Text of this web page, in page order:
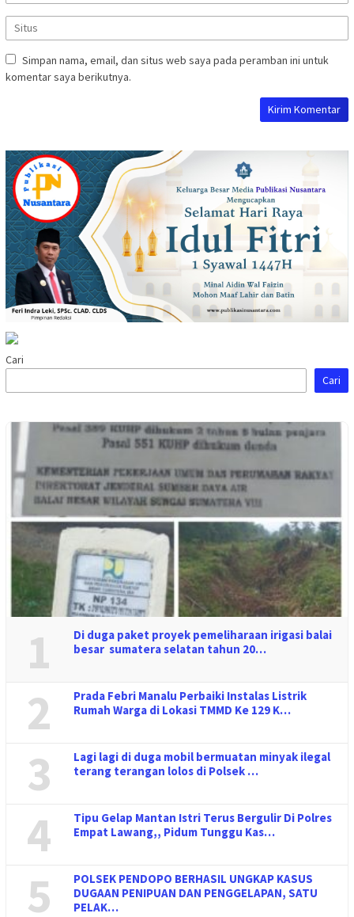
Simpan nama, email, dan situs web saya pada peramban ini untuk
komentar saya berikutnya.
Cari
Cari
1
Di duga paket proyek pemeliharaan irigasi balai
besar sumatera selatan tahun 20…
2
Prada Febri Manalu Perbaiki Instalas Listrik
Rumah Warga di Lokasi TMMD Ke 129 K…
3
Lagi lagi di duga mobil bermuatan minyak ilegal
terang terangan lolos di Polsek …
4
Tipu Gelap Mantan Istri Terus Bergulir Di Polres
Empat Lawang,, Pidum Tunggu Kas…
5
POLSEK PENDOPO BERHASIL UNGKAP KASUS
DUGAAN PENIPUAN DAN PENGGELAPAN, SATU
PELAK…